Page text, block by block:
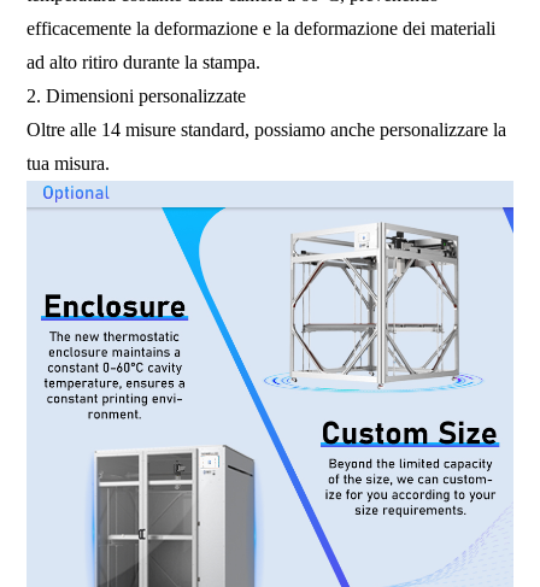
efficacemente la deformazione e la deformazione dei materiali
ad alto ritiro durante la stampa.
2. Dimensioni personalizzate
Oltre alle 14 misure standard, possiamo anche personalizzare la
tua misura.